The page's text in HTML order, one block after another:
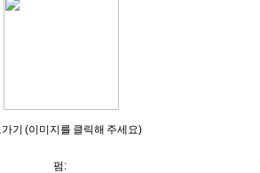
기 (이미지를 클릭해 주세요)
펌: